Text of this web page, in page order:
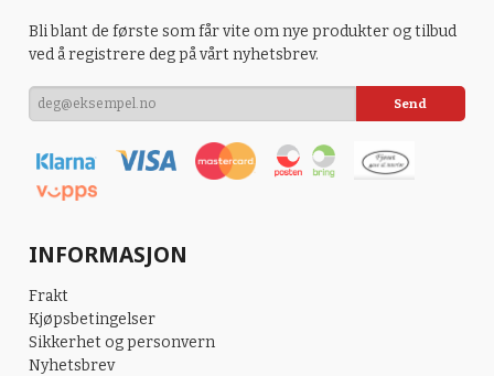
Bli blant de første som får vite om nye produkter og tilbud
ved å registrere deg på vårt nyhetsbrev.
INFORMASJON
Frakt
Kjøpsbetingelser
Sikkerhet og personvern
Nyhetsbrev